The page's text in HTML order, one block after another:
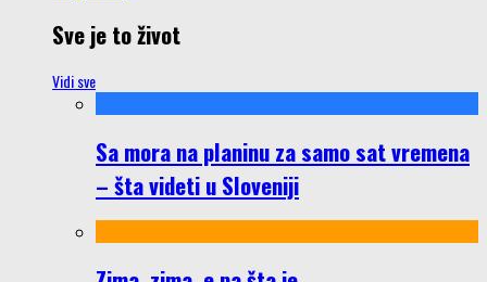
Sve je to život
Vidi sve
Sa mora na planinu za samo sat vremena
– šta videti u Sloveniji